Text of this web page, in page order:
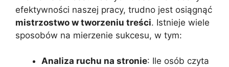
efektywności naszej pracy, trudno jest osiągnąć
mistrzostwo w tworzeniu treści. Istnieje wiele
sposobów na mierzenie sukcesu, w tym:
Analiza ruchu na stronie: Ile osób czyta